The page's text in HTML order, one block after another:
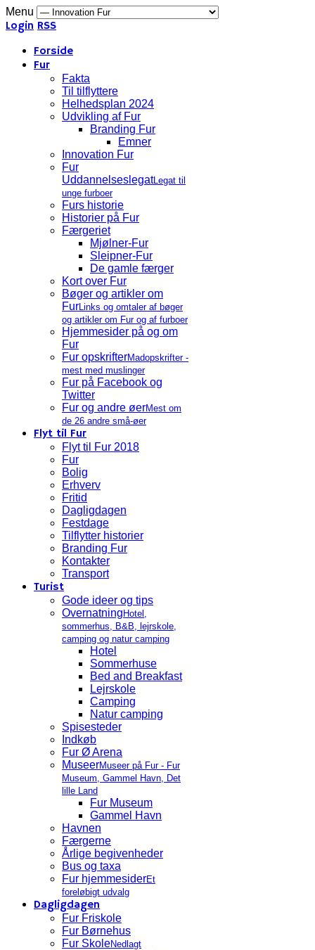
Menu
Login RSS
Forside
Fur
Fakta
Til tilflyttere
Helhedsplan 2024
Udvikling af Fur
Branding Fur
Emner
Innovation Fur
Fur
UddannelseslegatLegat til
unge furboer
Furs historie
Historier på Fur
Færgeriet
Mjølner-Fur
Sleipner-Fur
De gamle færger
Kort over Fur
Bøger og artikler om
FurLinks og omtaler af bøger
og artikler om Fur og af furboer
Hjemmesider på og om
Fur
Fur opskrifterMadopskrifter -
mest med muslinger
Fur på Facebook og
Twitter
Fur og andre øerMest om
de 26 andre små-øer
Flyt til Fur
Flyt til Fur 2018
Fur
Bolig
Erhverv
Fritid
Dagligdagen
Festdage
Tilflytter historier
Branding Fur
Kontakter
Transport
Turist
Gode ideer og tips
Overnatning Hotel,
sommerhus, B&B, lejrskole,
camping og natur camping
Hotel
Sommerhuse
Bed and Breakfast
Lejrskole
Camping
Natur camping
Spisesteder
Indkøb
Fur Ø Arena
MuseerMuseer på Fur - Fur
Museum, Gammel Havn, Det
lille Land
Fur Museum
Gammel Havn
Havnen
Færgerne
Årlige begivenheder
Bus og taxa
Fur hjemmesiderEt
foreløbigt udvalg
Dagligdagen
Fur Friskole
Fur Børnehus
Fur SkoleNedlagt